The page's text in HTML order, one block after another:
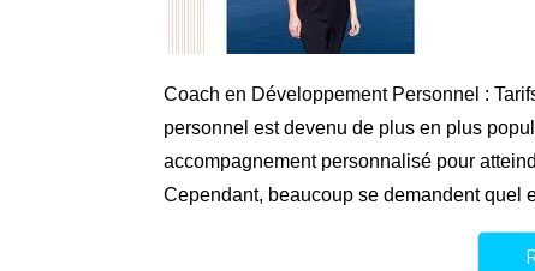
Coach en Développement Personnel :
personnel est devenu de plus en plus
accompagnement personnalisé pour
Cependant, beaucoup se demandent quel